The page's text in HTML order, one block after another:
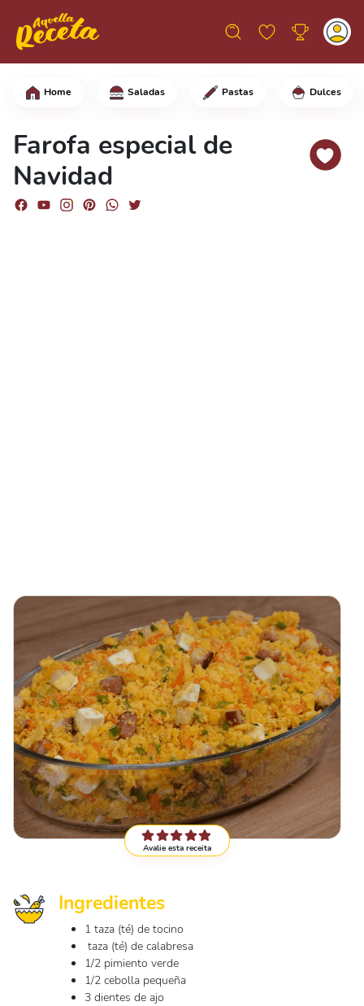
Home Saladas Pastas Dulces
Farofa especial de
Navidad
En una sartén, frita el tocino y
Avalie esta receita
Ingredientes
1 taza (té) de tocino
taza (té) de calabresa
1/2 pimiento verde
1/2 cebolla pequeña
3 dientes de ajo